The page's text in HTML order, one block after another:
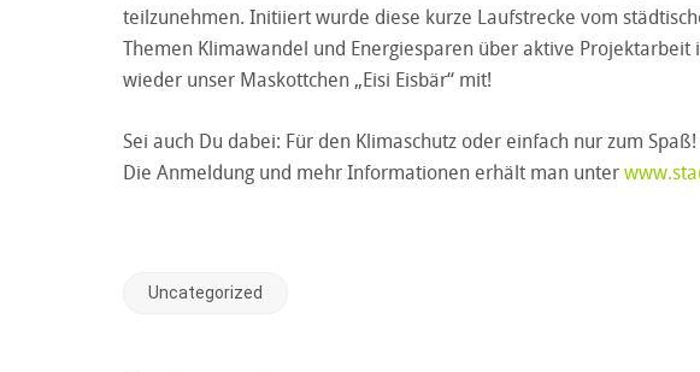
teilzunehmen. Initiiert wurde diese kurze Laufstrecke vom
Themen Klimawandel und Energiesparen über aktive
wieder unser Maskottchen „Eisi Eisbär“ mit!
Sei auch Du dabei: Für den Klimaschutz oder einfach nur zum Spaß!
Die Anmeldung und mehr Informationen erhält man unter
Uncategorized